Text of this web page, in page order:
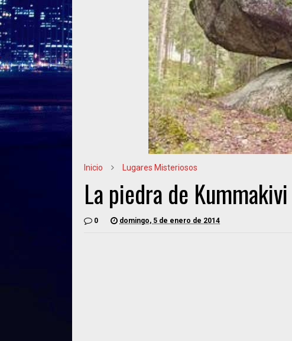
Inicio Lugares Misteriosos
La piedra de Kummakivi
0 domingo, 5 de enero de 2014